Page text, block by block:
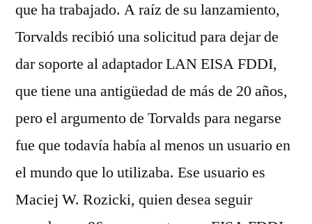
que ha trabajado. A raíz de su lanzamiento,
Torvalds recibió una solicitud para dejar de
dar soporte al adaptador LAN EISA FDDI,
que tiene una antigüedad de más de 20 años,
pero el argumento de Torvalds para negarse
fue que todavía había al menos un usuario en
el mundo que lo utilizaba. Ese usuario es
Maciej W. Rozicki, quien desea seguir